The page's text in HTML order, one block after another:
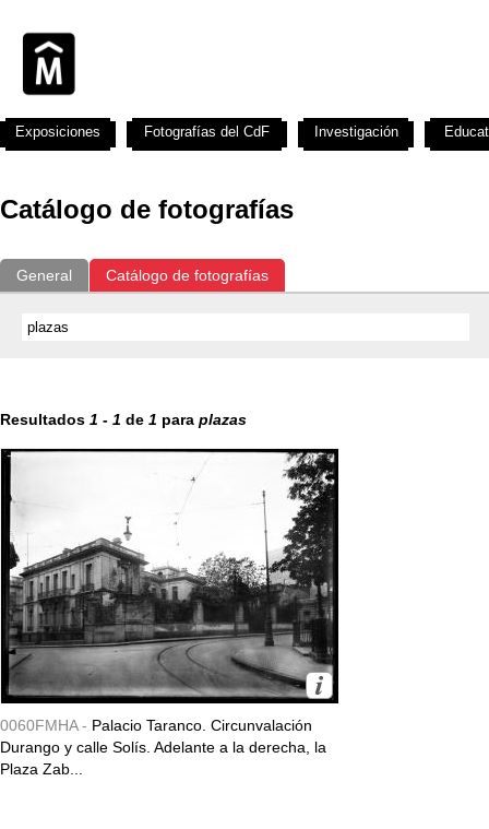
Catálogo de fotografías
General Catálogo de fotografías
Resultados 1 - 1 de 1 para plazas
0060FMHA - Palacio Taranco. Circunvalación
Durango y calle Solís. Adelante a la derecha, la
Plaza Zab...
Exposiciones Fotografías del CdF Investigación